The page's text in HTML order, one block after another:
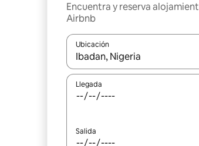
Encuentra y reserva
Airbnb
Ubicación
Cuando los resultados estén
Llegada
Salida